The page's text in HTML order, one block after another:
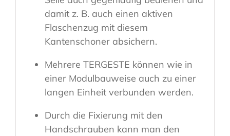
damit z. B. auch einen aktiven
Flaschenzug mit diesem
Kantenschoner absichern.
Mehrere TERGESTE können wie in
einer Modulbauweise auch zu einer
langen Einheit verbunden werden.
Durch die Fixierung mit den
Handschrauben kann man den